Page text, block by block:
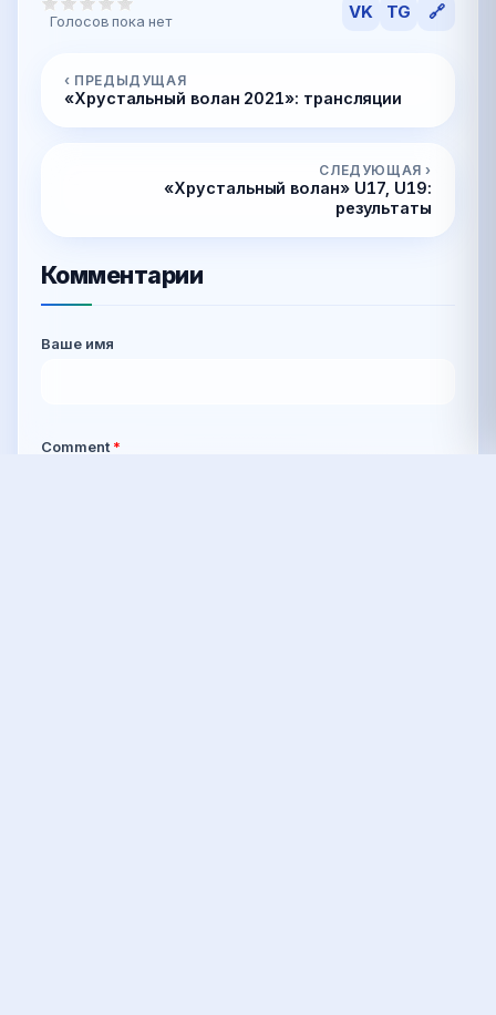
Голосов пока нет VK TG 🔗
‹ ПРЕДЫДУЩАЯ
«Хрустальный волан 2021»: трансляции
СЛЕДУЮЩАЯ ›
«Хрустальный волан» U17, U19:
результаты
Комментарии
Ваше имя
Comment *